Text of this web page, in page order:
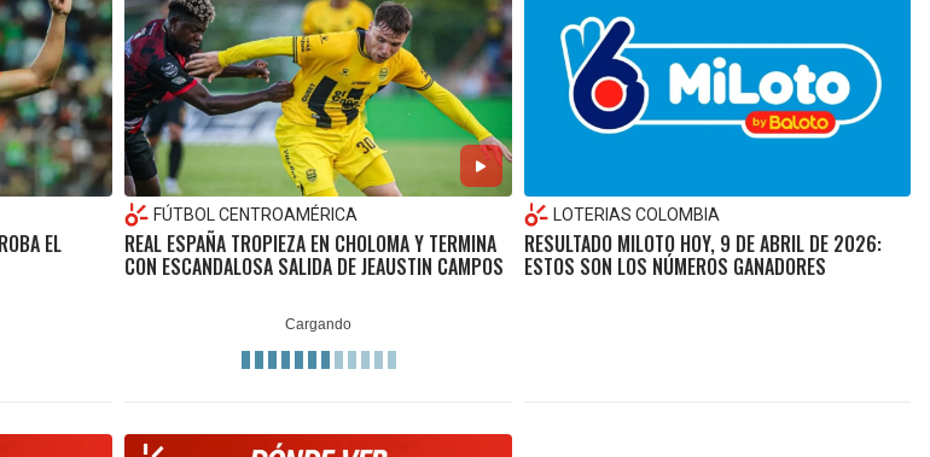
EL
FÚTBOL CENTROAMÉRICA
REAL ESPAÑA TROPIEZA EN CHOLOMA Y TERMINA
CON ESCANDALOSA SALIDA DE JEAUSTIN CAMPOS
LOTERIAS COLOMBIA
RESULTADO MILOTO HOY, 9 DE ABRIL DE 2026:
ESTOS SON LOS NÚMEROS GANADORES